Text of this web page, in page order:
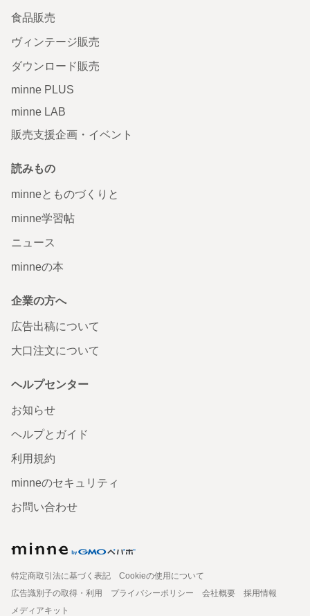
食品販売
ヴィンテージ販売
ダウンロード販売
minne PLUS
minne LAB
販売支援企画・イベント
読みもの
minneとものづくりと
minne学習帖
ニュース
minneの本
企業の方へ
広告出稿について
大口注文について
ヘルプセンター
お知らせ
ヘルプとガイド
利用規約
minneのセキュリティ
お問い合わせ
特定商取引法に基づく表記
Cookieの使用について
広告識別子の取得・利用
プライバシーポリシー 会社概要
採用情報
メディアキット